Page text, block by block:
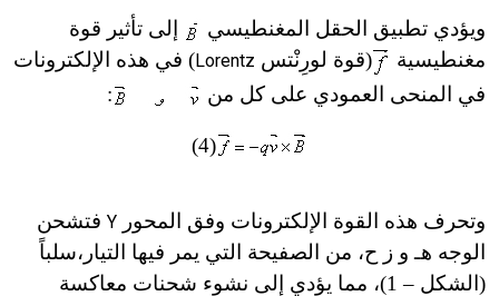
ويؤدي تطبيق الحقل المغنطيسي
إلى تأثير قوة
مغنطيسية
(قوة لورِنْتس Lorentz) في هذه الإلكترونات
في المنحى العمودي على كل من
:
(4)
وتحرف هذه القوة الإلكترونات وفق المحور Y فتشحن
الوجه هـو ز ح، من الصفيحة التي يمر فيها التيار،سلباً
(الشكل – 1)، مما يؤدي إلى نشوء شحنات معاكسة